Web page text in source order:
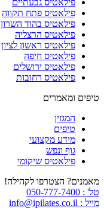
פילאטיס גבעתיים
פילאטיס פתח תקווה
פילאטיס בהוד השרון
פילאטיס הרצליה
פילאטיס ראשון לציון
פילאטיס חיפה
פילאטיס ירושלים
פילאטיס רחובות
טיפים ומאמרים
המגזין
טיפים
מידע מקצועי
גוף ונפש
פילאטיס שיקומי
מאמנים? הצטרפו לקהילה!
טל' : 050-777-7400
מייל : info@ipilates.co.il